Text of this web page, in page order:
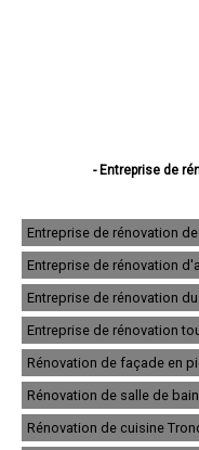
- Entreprise de
- Entreprise de
- Entreprise de
- Entreprise de
- Entreprise de
- Entreprise de
- Entreprise de
- Entreprise de
- Entreprise de
- Entreprise de
- Entreprise de
- Entreprise de
- Entreprise de
Entreprise de rénovation
Entreprise de rénovation
Entreprise de rénovation
Entreprise de rénovation
Rénovation de façade en
Rénovation de salle de
Rénovation de cuisine